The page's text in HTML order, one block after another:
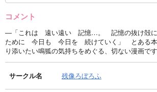
コメント
―「これは 遠い遠い 記憶…。 記憶の抜け殻に
ために 今日も 今日を 続けていく」 とある本
り添いたい鳴狐の気持ちをめぐる、切ない漫画です
サークル名 残像ろぼろふ